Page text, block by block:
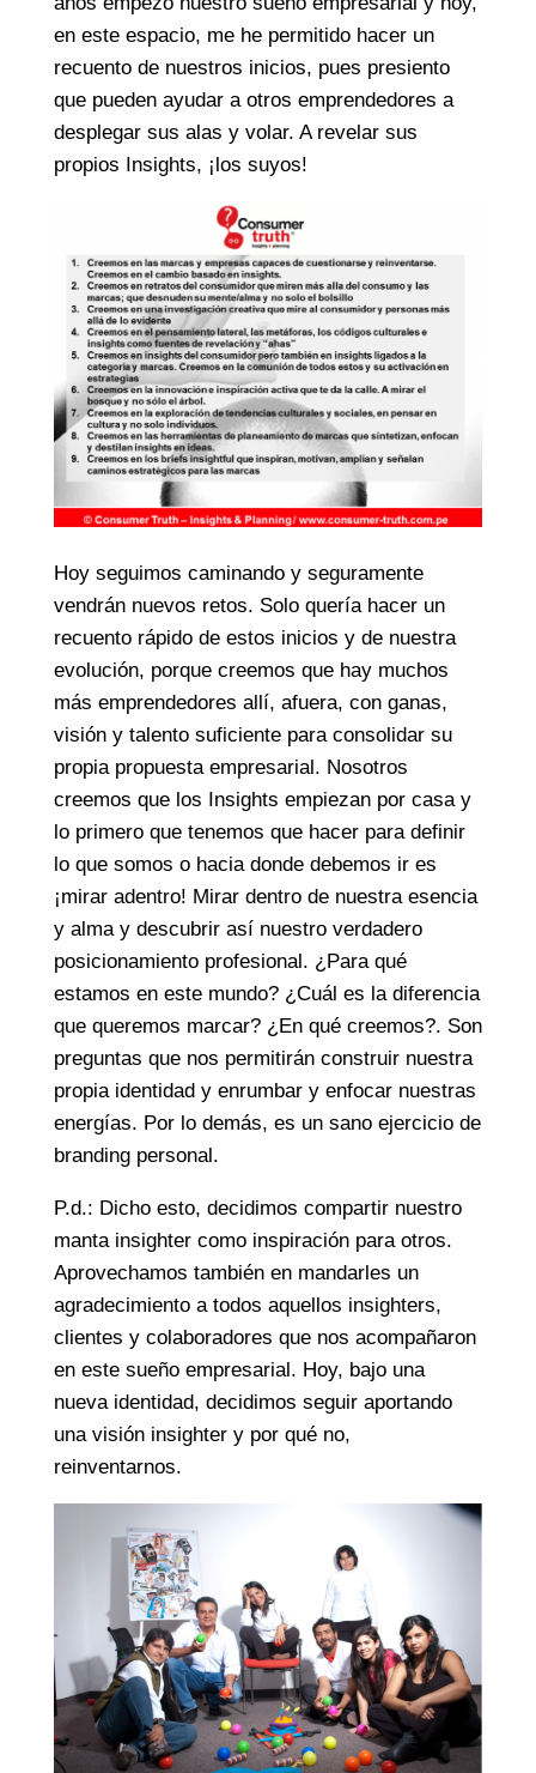
en este espacio, me he permitido hacer un
recuento de nuestros inicios, pues presiento
que pueden ayudar a otros emprendedores a
desplegar sus alas y volar. A revelar sus
propios Insights, ¡los suyos!
Hoy seguimos caminando y seguramente
vendrán nuevos retos. Solo quería hacer un
recuento rápido de estos inicios y de nuestra
evolución, porque creemos que hay muchos
más emprendedores allí, afuera, con ganas,
visión y talento suficiente para consolidar su
propia propuesta empresarial. Nosotros
creemos que los Insights empiezan por casa y
lo primero que tenemos que hacer para definir
lo que somos o hacia donde debemos ir es
¡mirar adentro! Mirar dentro de nuestra esencia
y alma y descubrir así nuestro verdadero
posicionamiento profesional. ¿Para qué
estamos en este mundo? ¿Cuál es la diferencia
que queremos marcar? ¿En qué creemos?. Son
preguntas que nos permitirán construir nuestra
propia identidad y enrumbar y enfocar nuestras
energías. Por lo demás, es un sano ejercicio de
branding personal.
P.d.: Dicho esto, decidimos compartir nuestro
manta insighter como inspiración para otros.
Aprovechamos también en mandarles un
agradecimiento a todos aquellos insighters,
clientes y colaboradores que nos acompañaron
en este sueño empresarial. Hoy, bajo una
nueva identidad, decidimos seguir aportando
una visión insighter y por qué no,
reinventarnos.